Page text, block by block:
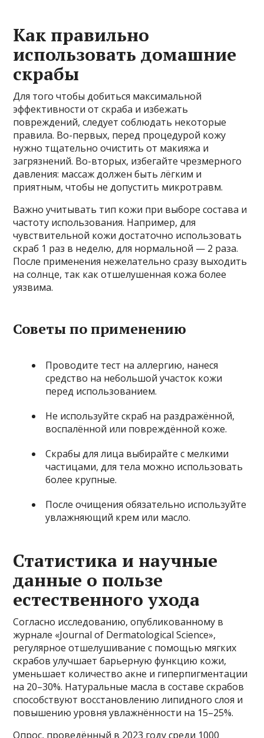
Как правильно
использовать домашние
скрабы
Для того чтобы добиться максимальной
эффективности от скраба и избежать
повреждений, следует соблюдать некоторые
правила. Во-первых, перед процедурой кожу
нужно тщательно очистить от макияжа и
загрязнений. Во-вторых, избегайте чрезмерного
давления: массаж должен быть лёгким и
приятным, чтобы не допустить микротравм.
Важно учитывать тип кожи при выборе состава и
частоту использования. Например, для
чувствительной кожи достаточно использовать
скраб 1 раз в неделю, для нормальной — 2 раза.
После применения нежелательно сразу выходить
на солнце, так как отшелушенная кожа более
уязвима.
Советы по применению
Проводите тест на аллергию, нанеся
средство на небольшой участок кожи
перед использованием.
Не используйте скраб на раздражённой,
воспалённой или повреждённой коже.
Скрабы для лица выбирайте с мелкими
частицами, для тела можно использовать
более крупные.
После очищения обязательно используйте
увлажняющий крем или масло.
Статистика и научные
данные о пользе
естественного ухода
Согласно исследованию, опубликованному в
журнале «Journal of Dermatological Science»,
регулярное отшелушивание с помощью мягких
скрабов улучшает барьерную функцию кожи,
уменьшает количество акне и гиперпигментации
на 20–30%. Натуральные масла в составе скрабов
способствуют восстановлению липидного слоя и
повышению уровня увлажнённости на 15–25%.
Опрос, проведённый в 2023 году среди 1000